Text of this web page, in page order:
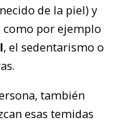
de la piel) y
como por ejemplo
, el sedentarismo o
también
esas temidas